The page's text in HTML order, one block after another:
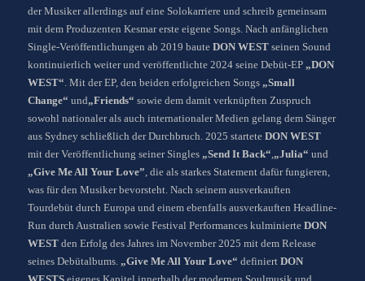
der Musiker allerdings auf eine Solokarriere und schreib gemeinsam
mit dem Produzenten Kesmar erste eigene Songs. Nach anfänglichen
Single-Veröffentlichungen ab 2019 baute DON WEST seinen Sound
kontinuierlich weiter und veröffentlichte 2024 seine Debüt-EP „DON
WEST“ . Mit der EP, den beiden erfolgreichen Songs „Small
Change“ und„Friends“ sowie dem damit verknüpften Zuspruch
sowohl nationaler als auch internationaler Medien gelang dem Sänger
aus Sydney schließlich der Durchbruch. 2025 startete DON WEST
mit der Veröffentlichung seiner Singles „Send It Back“ „Julia“ und
„Give Me All Your Love” , die als starkes Statement dafür fungieren,
was für den Musiker bevorsteht. Nach seinem ausverkauften
Tourdebüt durch Europa und einem ebenfalls ausverkauften Headline-
Run durch Australien sowie Festival Performances kulminierte DON
WEST den Erfolg des Jahres im November 2025 mit dem Release
seines Debütalbums. „Give Me All Your Love“ definiert DON